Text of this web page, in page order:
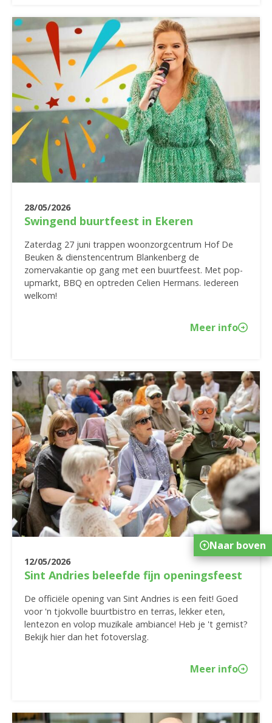
28/05/2026
Swingend buurtfeest in Ekeren
Zaterdag 27 juni trappen woonzorgcentrum Hof De
Beuken & dienstencentrum Blankenberg de
zomervakantie op gang met een buurtfeest. Met pop-
upmarkt, BBQ en optreden Celien Hermans. Iedereen
welkom!
Meer info
12/05/2026
Sint Andries beleefde fijn openingsfeest
De officiële opening van Sint Andries is een feit! Goed
voor 'n tjokvolle buurtbistro en terras, lekker eten,
lentezon en volop muzikale ambiance! Heb je 't gemist?
Bekijk hier dan het fotoverslag.
Meer info
Naar boven